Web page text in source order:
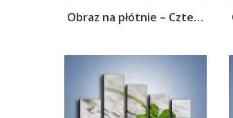
Obraz na płótnie – Czterolistna koniczyna...